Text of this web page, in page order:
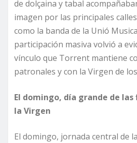
de dolçaina y tabal
imagen por las principales
como la banda de la Unió
participación masiva volvió a
vínculo que Torrent mantiene
patronales y con la Virgen de
El domingo, día grande de
la Virgen
El domingo, jornada central de